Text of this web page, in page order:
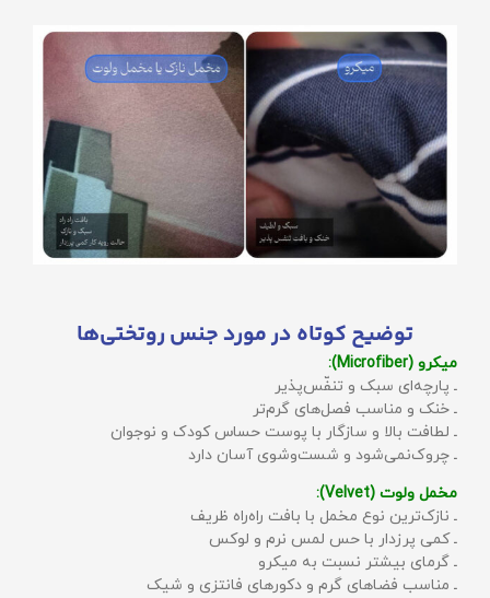
توضیح کوتاه در مورد جنس روتختی‌ها
میکرو (Microfiber):
ـ پارچه‌ای سبک و تنفّس‌پذیر
ـ خنک و مناسب فصل‌های گرم‌تر
ـ لطافت بالا و سازگار با پوست حساس کودک و نوجوان
ـ چروک‌نمی‌شود و شست‌وشوی آسان دارد
مخمل ولوت (Velvet):
ـ نازک‌ترین نوع مخمل با بافت راه‌راه ظریف
ـ کمی پرزدار با حس لمس نرم و لوکس
ـ گرمای بیشتر نسبت به میکرو
ـ مناسب فضاهای گرم و دکورهای فانتزی و شیک